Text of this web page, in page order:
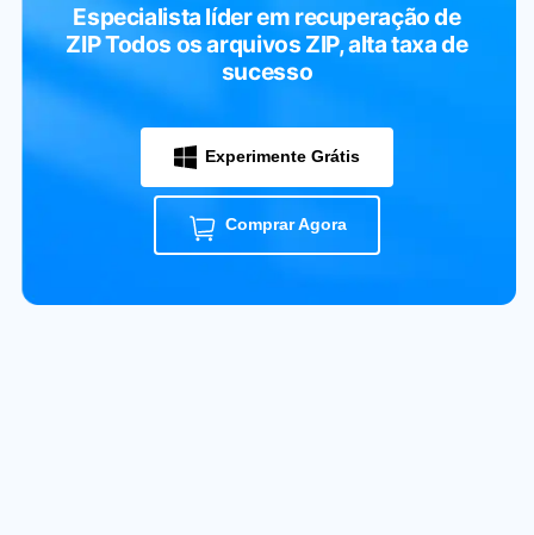
Especialista líder em recuperação de
ZIPTodos os arquivos ZIP, alta taxa de
sucesso
Experimente Grátis
Comprar Agora